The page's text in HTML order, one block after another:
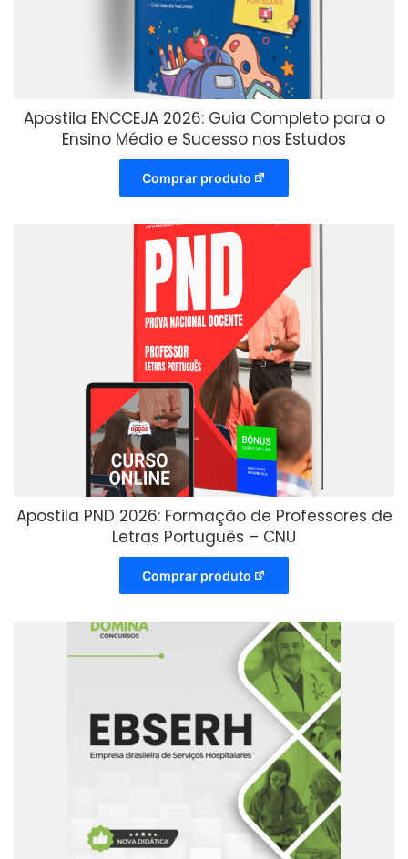
Apostila ENCCEJA 2026: Guia Completo para o
Ensino Médio e Sucesso nos Estudos
Comprar produto
Apostila PND 2026: Formação de Professores de
Letras Português – CNU
Comprar produto